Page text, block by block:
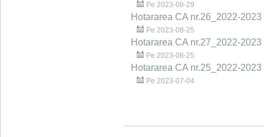
Pe 2023-08-29
Hotararea CA nr.26_2022-
Pe 2023-08-25
Hotararea CA nr.27_2022-
Pe 2023-08-25
Hotararea CA nr.25_2022-
Pe 2023-07-04